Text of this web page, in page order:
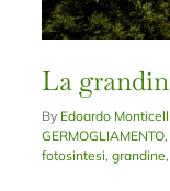
La
By Edoardo Monticelli
GERMOGLIAMENTO
fotosintesi,grandine